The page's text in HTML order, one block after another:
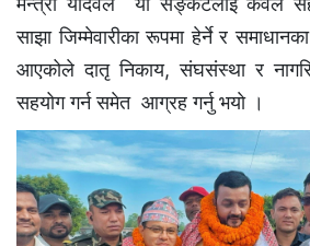
साझा जिम्मेवारीका रूपमा हेर्ने र
आएकोले दातृ निकाय, संघसंस्था र
सहयोग गर्न समेत आग्रह गर्नु भयाे ।